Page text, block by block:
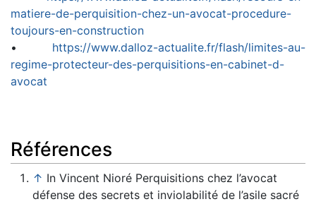
matiere-de-perquisition-chez-un-avocat-procedure-
toujours-en-construction
• https://www.dalloz-actualite.fr/flash/limites-au-
regime-protecteur-des-perquisitions-en-cabinet-d-
avocat
Références
↑ In Vincent Nioré Perquisitions chez l’avocat
défense des secrets et inviolabilité de l’asile sacré